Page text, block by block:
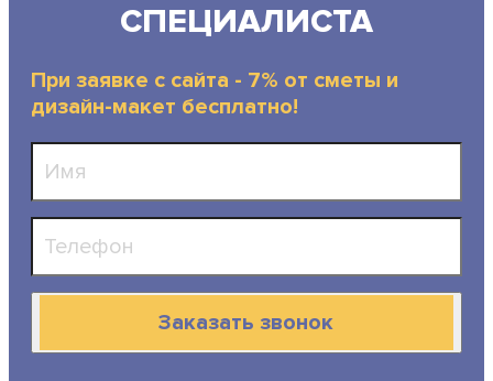
СПЕЦИАЛИСТА
При заявке с сайта - 7% от сметы и
дизайн-макет бесплатно!
Заказать звонок